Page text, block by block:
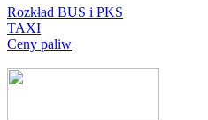
Rozkład BUS i PKS
TAXI
Ceny paliw